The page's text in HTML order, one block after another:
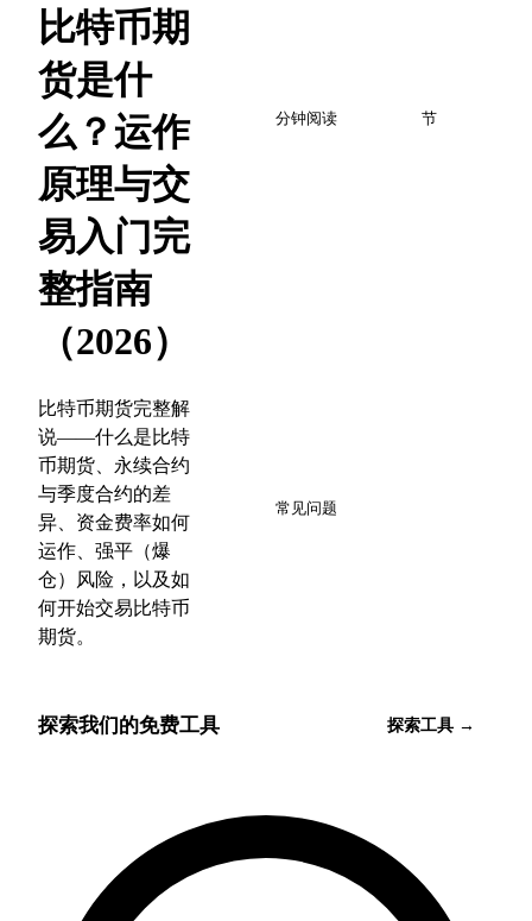
比特币期
货是什
么？运作
原理与交
易入门完
整指南
（2026）
比特币期货完整解
说——什么是比特
币期货、永续合约
与季度合约的差
异、资金费率如何
运作、强平（爆
仓）风险，以及如
何开始交易比特币
期货。
分钟阅读 节
常见问题
探索我们的免费工具 探索工具 →